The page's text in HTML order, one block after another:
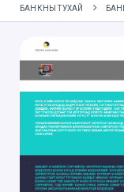
БАНКНЫ ТУХАЙ